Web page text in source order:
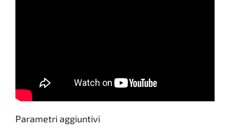
Parametri aggiuntivi